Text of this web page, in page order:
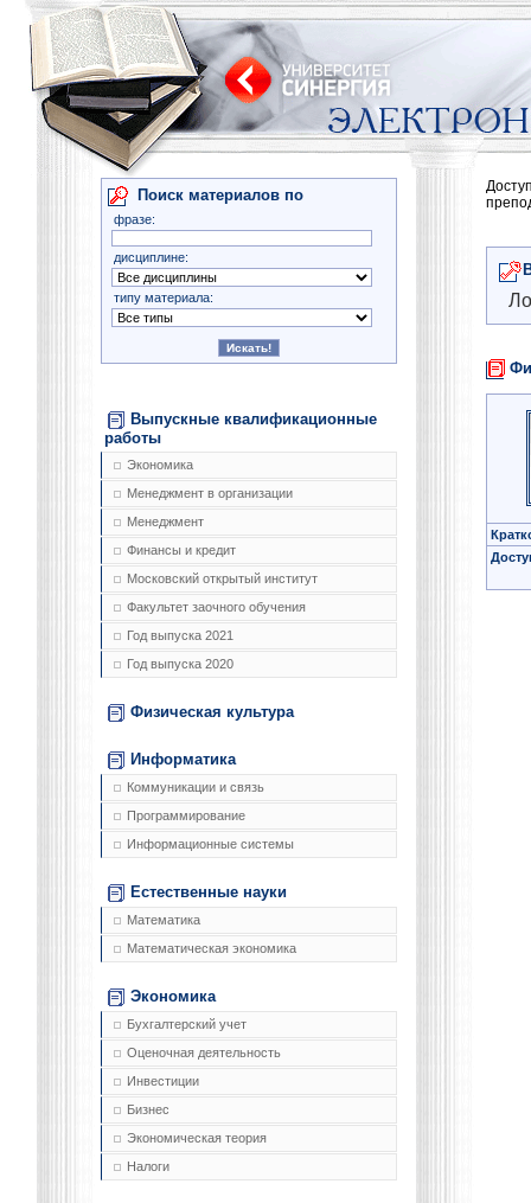
Поиск материалов по
фразе:
дисциплине:
типу материала:
Выпускные квалификационные
работы
Экономика
Менеджмент в организации
Менеджмент
Финансы и кредит
Московский открытый институт
Факультет заочного обучения
Год выпуска 2021
Год выпуска 2020
Физическая культура
Информатика
Коммуникации и связь
Программирование
Информационные системы
Естественные науки
Математика
Математическая экономика
Экономика
Бухгалтерский учет
Оценочная деятельность
Инвестиции
Бизнес
Экономическая теория
Налоги